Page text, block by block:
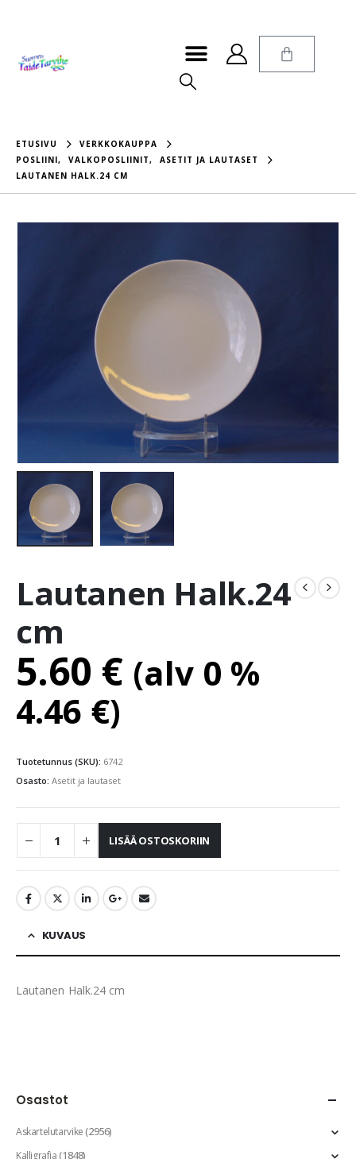
ETUSIVU
VERKKOKAUPPA
POSLIINI, VALKOPOSLIINIT,
ASETIT JA LAUTASET
LAUTANEN HALK.24 CM
Lautanen Halk.24
cm
5.60 € (alv 0 %
4.46 €)
Tuotetunnus (SKU): 6742
Osasto: Asetit ja lautaset
LISÄÄ OSTOSKORIIN
KUVAUS
Lautanen Halk.24 cm
Osastot
Askartelutarvike(2956)
Kalligrafia(1848)